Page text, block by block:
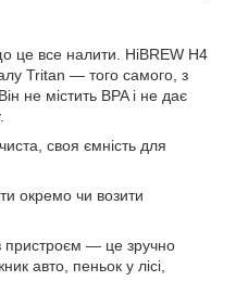
все налити. HiBREW H4
Tritan — того самого, з
не містить BPA і не дає
своя ємність для
окремо чи возити
пристроєм — це зручно
авто, пеньок у лісі,